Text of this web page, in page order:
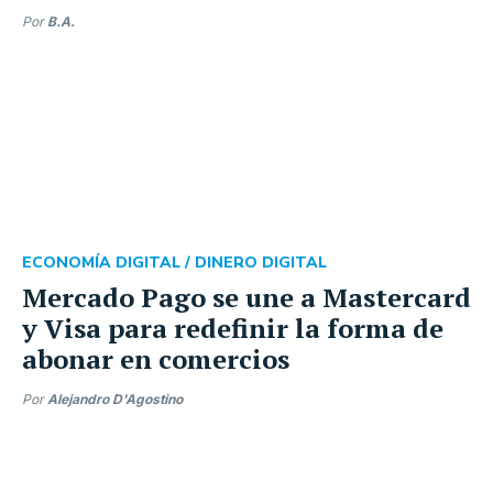
Por B.A.
Mercado Pago se une a Mastercard
y Visa para redefinir la forma de
abonar en comercios
ECONOMÍA DIGITAL / DINERO DIGITAL
PorAlejandro D'Agostino